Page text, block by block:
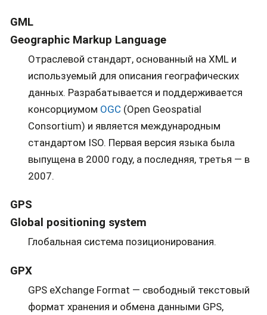
GML
Geographic Markup Language
Отраслевой стандарт, основанный на XML и
используемый для описания географических
данных. Разрабатывается и поддерживается
консорциумом OGC (Open Geospatial
Consortium) и является международным
стандартом ISO. Первая версия языка была
выпущена в 2000 году, а последняя, третья — в
2007.
GPS
Global positioning system
Глобальная система позиционирования.
GPX
GPS eXchange Format — свободный текстовый
формат хранения и обмена данными GPS,